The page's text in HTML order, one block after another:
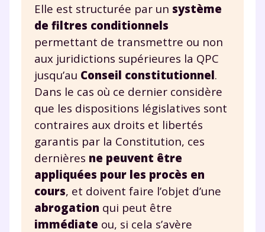
Elle est structurée par un système
de filtres conditionnels
permettant de transmettre ou non
aux juridictions supérieures la QPC
jusqu’au Conseil constitutionnel.
Dans le cas où ce dernier considère
que les dispositions législatives sont
contraires aux droits et libertés
garantis par la Constitution, ces
dernières ne peuvent être
appliquées pour les procès en
cours, et doivent faire l’objet d’une
abrogation qui peut être
immédiate ou, si cela s’avère